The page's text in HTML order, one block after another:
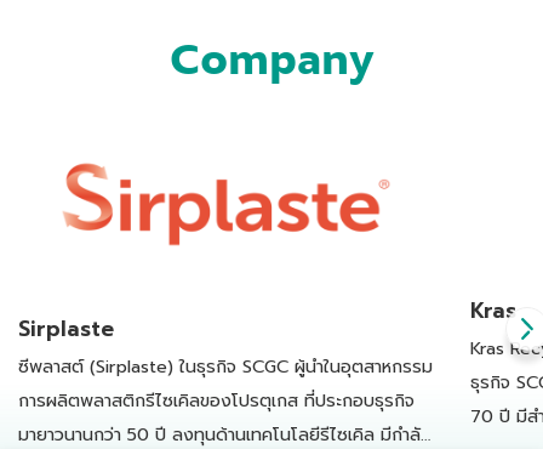
Company
Sirplaste
ซีพลาสต์ (Sirplaste) ในธุรกิจ SCGC ผู้นำในอุตสาหกรรม
การผลิตพลาสติกรีไซเคิลของโปรตุเกส ที่ประกอบธุรกิจ
มายาวนานกว่า 50 ปี ลงทุนด้านเทคโนโลยีรีไซเคิล มีกำลัง
Kras
Kras
ธุรกิจ
70 ปี มีส